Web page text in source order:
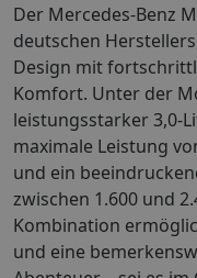
Der Mercedes-Benz
deutschen
Design mit
Komfort. Unter der
leistungsstarker 3,0-
maximale Leistung
und ein
zwischen 1.600 und
Kombination
und eine